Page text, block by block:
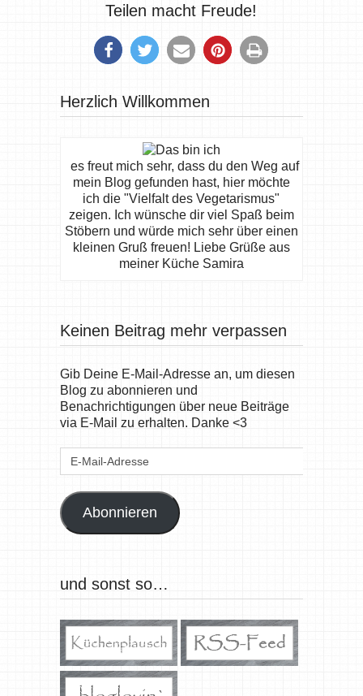
Teilen macht Freude!
Herzlich Willkommen
es freut mich sehr, dass du den Weg auf
mein Blog gefunden hast, hier möchte
ich die "Vielfalt des Vegetarismus"
zeigen. Ich wünsche dir viel Spaß beim
Stöbern und würde mich sehr über einen
kleinen Gruß freuen! Liebe Grüße aus
meiner Küche Samira
Keinen Beitrag mehr verpassen
Gib Deine E-Mail-Adresse an, um diesen
Blog zu abonnieren und
Benachrichtigungen über neue Beiträge
via E-Mail zu erhalten. Danke <3
E-
Abonnieren
und sonst so…